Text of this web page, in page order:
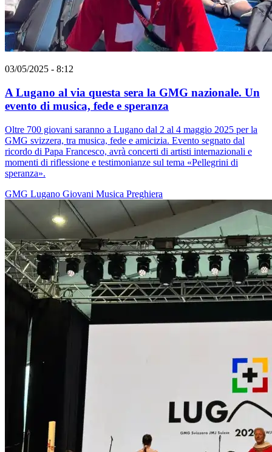
03/05/2025 - 8:12
A Lugano al via questa sera la GMG nazionale. Un
evento di musica, fede e speranza
Oltre 700 giovani saranno a Lugano dal 2 al 4 maggio 2025 per la
GMG svizzera, tra musica, fede e amicizia. Evento segnato dal
ricordo di Papa Francesco, avrà concerti di artisti internazionali e
momenti di riflessione e testimonianze sul tema «Pellegrini di
speranza».
GMG Lugano Giovani Musica Preghiera